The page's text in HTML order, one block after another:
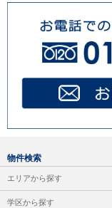
物件検索
エリアから探す
学区から探す